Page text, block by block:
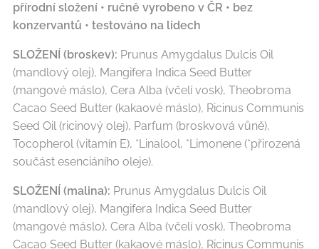
přírodní složení • ručně vyrobeno v ČR • bez
konzervantů • testováno na lidech
SLOŽENÍ (broskev): Prunus Amygdalus Dulcis Oil
(mandlový olej), Mangifera Indica Seed Butter
(mangové máslo), Cera Alba (včelí vosk), Theobroma
Cacao Seed Butter (kakaové máslo), Ricinus Communis
Seed Oil (ricinový olej), Parfum (broskvová vůně),
Tocopherol (vitamín E), *Linalool, *Limonene (*přirozená
součást esenciáního oleje).
SLOŽENÍ (malina): Prunus Amygdalus Dulcis Oil
(mandlový olej), Mangifera Indica Seed Butter
(mangové máslo), Cera Alba (včelí vosk), Theobroma
Cacao Seed Butter (kakaové máslo), Ricinus Communis